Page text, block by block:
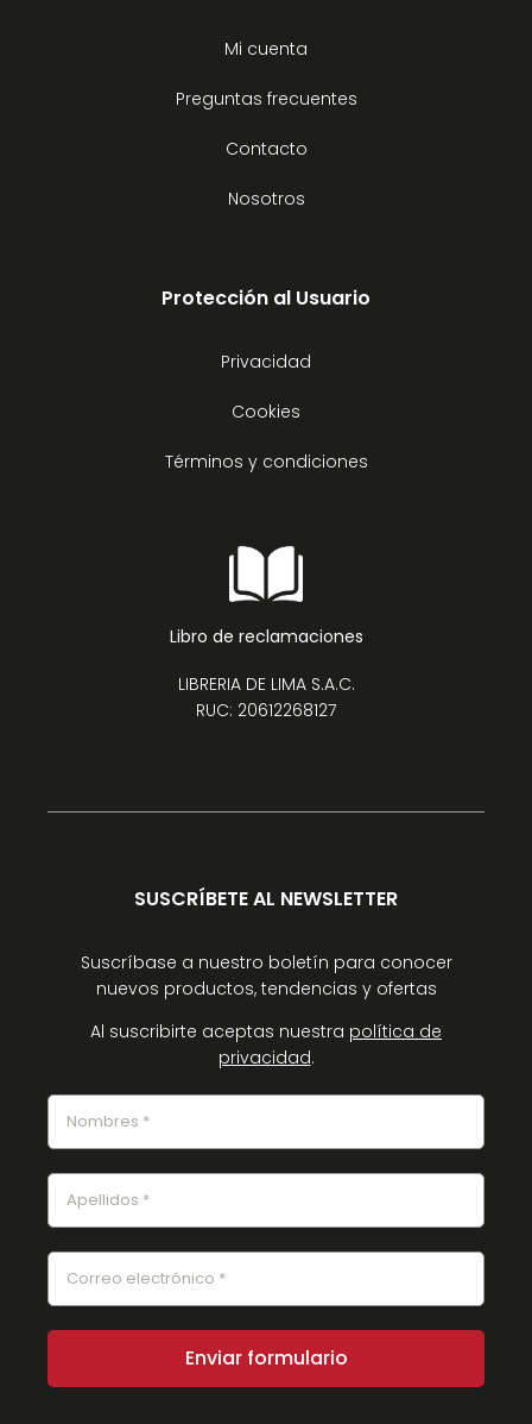
Mi cuenta
Preguntas frecuentes
Contacto
Nosotros
Protección al Usuario
Privacidad
Cookies
Términos y condiciones
Libro de reclamaciones
LIBRERIA DE LIMA S.A.C.
RUC: 20612268127
SUSCRÍBETE AL NEWSLETTER
Suscríbase a nuestro boletín para conocer
nuevos productos, tendencias y ofertas
Al suscribirte aceptas nuestra política de
privacidad.